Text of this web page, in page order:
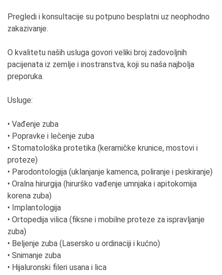
Pregledi i konsultacije su potpuno besplatni uz neophodno
zakazivanje.
O kvalitetu naših usluga govori veliki broj zadovoljnih
pacijenata iz zemlje i inostranstva, koji su naša najbolja
preporuka.
Usluge:
• Vađenje zuba
• Popravke i lečenje zuba
• Stomatološka protetika (keramičke krunice, mostovi i
proteze)
• Parodontologija (uklanjanje kamenca, poliranje i peskiranje)
• Oralna hirurgija (hirurško vađenje umnjaka i apitokomija
korena zuba)
• Implantologija
• Ortopedija vilica (fiksne i mobilne proteze za ispravljanje
zuba)
• Beljenje zuba (Lasersko u ordinaciji i kućno)
• Snimanje zuba
• Hijaluronski fileri usana i lica